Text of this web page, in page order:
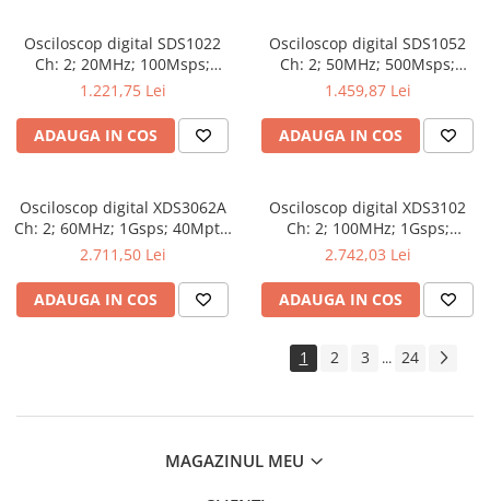
Osciloscop digital SDS1022
Ch: 2; 20MHz; 100Msps;
10kpts; LCD 7"S; 15W care
avansat
1.221,75 Lei
ADAUGA IN COS
Osciloscop digital SDS1052
Ch: 2; 50MHz; 500Msps;
10kpts; LCD 7"S; ≤7ns avand
1.459,87 Lei
ADAUGA IN COS
Osciloscop digital XDS3062A
Ch: 2; 60MHz; 1Gsps; 40Mpts;
LCD TFT 8"; XDS care ofera
2.711,50 Lei
ADAUGA IN COS
Osciloscop digital XDS3102
Ch: 2; 100MHz; 1Gsps;
40Mpts; LCD TFT 8"; XDS ce
2.742,03 Lei
ADAUGA IN COS
1 2 3 ... 24
MAGAZINUL MEU